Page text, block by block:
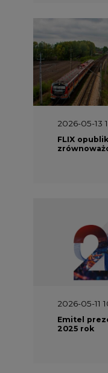
2026-05-13
FLIX
2026-05-11
Emitel
2025 rok